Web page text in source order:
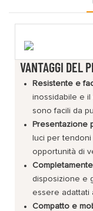
VANTAGGI DEL
Resistente e
inossidabile e
sono facili da
Presentazione
luci per
opportunità di
disposizione e
essere adattati
Compatto e